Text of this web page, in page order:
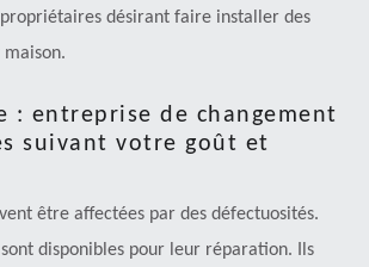
désirant faire installer des
maison.
: entreprise de changement
suivant votre goût et
être affectées par des défectuosités.
sont disponibles pour leur réparation. Ils